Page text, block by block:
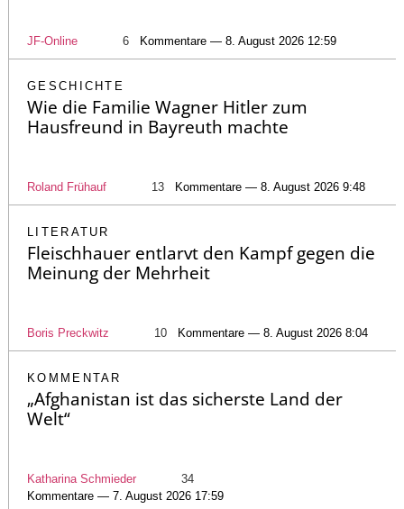
JF-Online 6 Kommentare — 8. August 2026 12:59
GESCHICHTE
Wie die Familie Wagner Hitler zum
Hausfreund in Bayreuth machte
Roland Frühauf 13 Kommentare — 8. August 2026 9:48
LITERATUR
Fleischhauer entlarvt den Kampf gegen die
Meinung der Mehrheit
Boris Preckwitz 10 Kommentare — 8. August 2026 8:04
KOMMENTAR
„Afghanistan ist das sicherste Land der
Welt“
Katharina Schmieder
34
Kommentare — 7. August 2026 17:59